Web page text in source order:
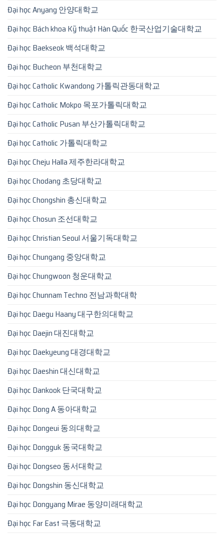
Đại học Anyang 안양대학교
Đại học Bách khoa Kỹ thuật Hàn Quốc 한국산업기술대학교
Đại học Baekseok 백석대학교
Đại học Bucheon 부천대학교
Đại học Catholic Kwandong 가톨릭관동대학교
Đại học Catholic Mokpo 목포가톨릭대학교
Đại học Catholic Pusan 부산가톨릭대학교
Đại học Catholic 가톨릭대학교
Đại học Cheju Halla 제주한라대학교
Đại học Chodang 초당대학교
Đại học Chongshin 총신대학교
Đại học Chosun 조선대학교
Đại học Christian Seoul 서울기독대학교
Đại học Chungang 중앙대학교
Đại học Chungwoon 청운대학교
Đại học Chunnam Techno 전남과학대학
Đại học Daegu Haany 대구한의대학교
Đại học Daejin 대진대학교
Đại học Daekyeung 대경대학교
Đại học Daeshin 대신대학교
Đại học Dankook 단국대학교
Đại học Dong A 동아대학교
Đại học Dongeui 동의대학교
Đại học Dongguk 동국대학교
Đại học Dongseo 동서대학교
Đại học Dongshin 동신대학교
Đại học Dongyang Mirae 동양미래대학교
Đại học Far East 극동대학교